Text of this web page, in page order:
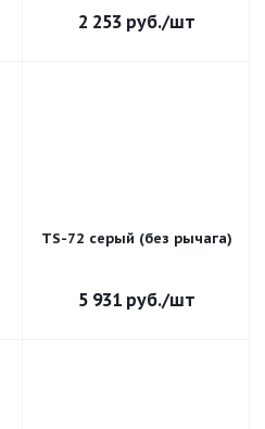
2 253руб./шт
TS-72 серый (без рычага)
5 931руб./шт